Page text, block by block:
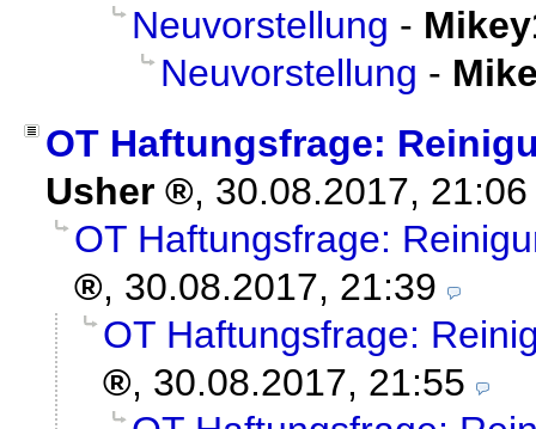
Neuvorstellung -
Neuvorstellung -
OT Haftungsfrage:
Usher
, 30.08.2017,
OT Haftungsfrage:
, 30.08.2017, 21:39
OT Haftungsfrage:
, 30.08.2017, 21:55